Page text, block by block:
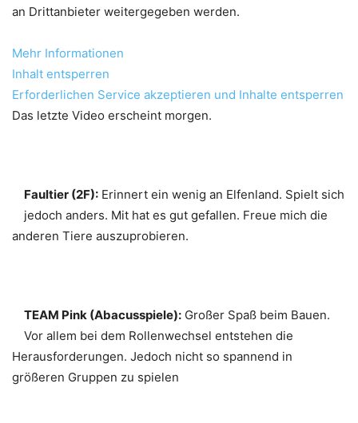
an Drittanbieter weitergegeben werden.
Mehr Informationen
Inhalt entsperren
Erforderlichen Service akzeptieren und Inhalte entsperren
Das letzte Video erscheint morgen.
Faultier (2F): Erinnert ein wenig an Elfenland. Spielt sich
jedoch anders. Mit hat es gut gefallen. Freue mich die
anderen Tiere auszuprobieren.
TEAM Pink (Abacusspiele): Großer Spaß beim Bauen.
Vor allem bei dem Rollenwechsel entstehen die
Herausforderungen. Jedoch nicht so spannend in
größeren Gruppen zu spielen